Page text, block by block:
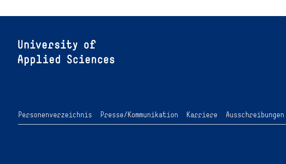
Personenverzeichnis Presse/Kommunikation Karriere Ausschreibungen